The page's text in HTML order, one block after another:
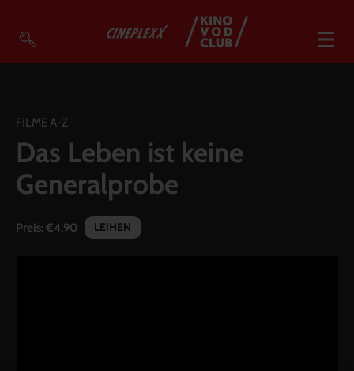
So geht’s
Filmpakete
Gutscheine
Account
FILME A-Z
Das Leben ist keine
Generalprobe
Preis:€4.90 LEIHEN